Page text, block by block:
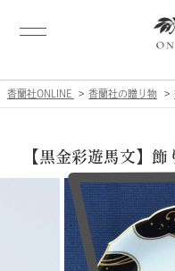
香蘭社ONLINE 香蘭社の贈り物
【黒金彩遊馬文】飾